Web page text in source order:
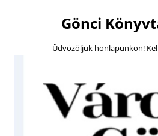
Gönci
Üdvözöljük honlapunkon!